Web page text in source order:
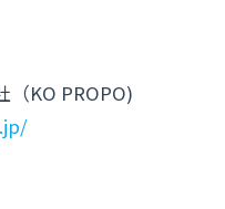
KO PROPO)